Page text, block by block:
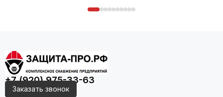
+7 (920) 975-33-63
Заказать звонок